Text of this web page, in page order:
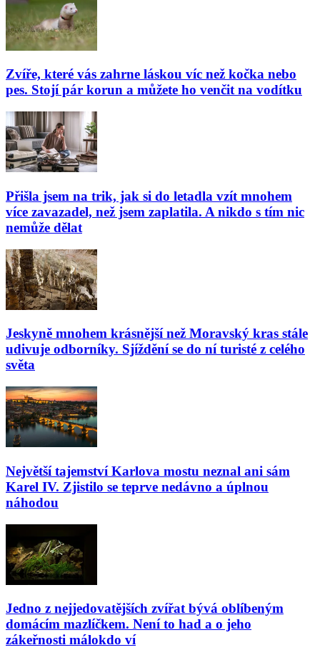
Zvíře, které vás zahrne láskou víc než kočka nebo
pes. Stojí pár korun a můžete ho venčit na vodítku
Přišla jsem na trik, jak si do letadla vzít mnohem
více zavazadel, než jsem zaplatila. A nikdo s tím nic
nemůže dělat
Jeskyně mnohem krásnější než Moravský kras stále
udivuje odborníky. Sjíždění se do ní turisté z celého
světa
Největší tajemství Karlova mostu neznal ani sám
Karel IV. Zjistilo se teprve nedávno a úplnou
náhodou
Jedno z nejjedovatějších zvířat bývá oblíbeným
domácím mazlíčkem. Není to had a o jeho
zákeřnosti málokdo ví